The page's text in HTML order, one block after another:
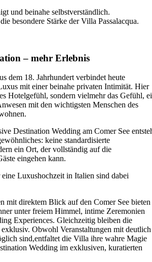
und beinahe selbstverständlich.
besondere Stärke der Villa Passalacqua.
– mehr Erlebnis
dem 18. Jahrhundert verbindet heute
mit einer beinahe privaten Intimität. Hier
Hotelgefühl, sondern vielmehr das Gefühl,
mit den wichtigsten Menschen des
Destination Wedding am Comer See
keine standardisierte
ein Ort, der vollständig auf die
eingehen kann.
Luxushochzeit in Italien sind dabei
mit direktem Blick auf den Comer See bieten
unter freiem Himmel, intime Zeremonien
Experiences. Gleichzeitig bleiben die
Obwohl Veranstaltungen mit deutlich
sind,entfaltet die Villa ihre wahre Magie
Wedding im exklusiven, kuratierten